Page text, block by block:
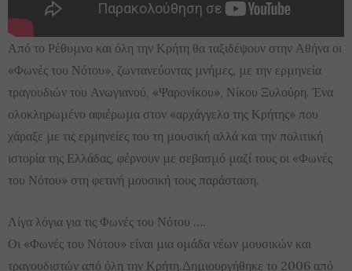
Από το Ρέθυμνο και όλη την Κρήτη θα ταξιδέψουν στην Αθήνα οι
«Φωνές του Νότου», ζωντανεύοντας μνήμες, με την ερμηνεία
τραγουδιών του Ανωγιανού, «Ψαρονίκου», Νίκου Ξυλούρη. Ένα
ολοκληρωμένο αφιέρωμα στον «αρχάγγελο της Κρήτης» που
χάραξε με τις ερμηνείες του τη μουσική αλλά και την πολιτική
ιστορία της Ελλάδας, φέρνουν με σεβασμό μαζί τους οι «Φωνές
του Νότου» στη φετινή μουσική τους παράσταση.
Λίγα λόγια για τις Φωνές του Νότου ….
Οι «Φωνές του Νότου» είναι μια ομάδα νέων μουσικών και
τραγουδιστών από όλη την Κρήτη.Δημιουργήθηκε το 2006 από